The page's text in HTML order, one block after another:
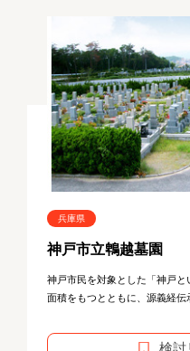
兵庫県
神戸市立鵯越墓園
神戸市民を対象とした「神戸
面積をもつとともに、源義経